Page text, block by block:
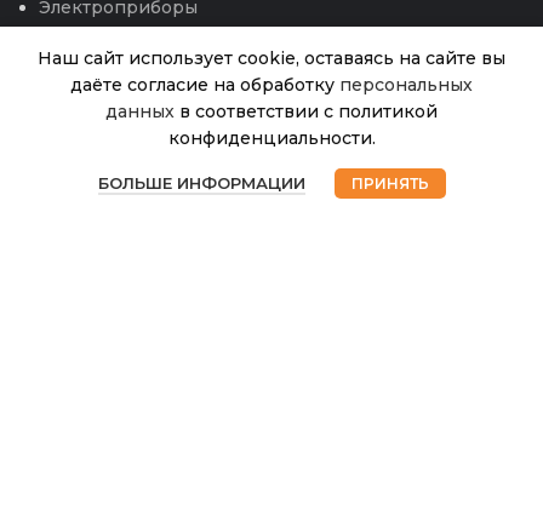
Электроприборы
Наш сайт использует cookie, оставаясь на сайте вы
даёте согласие на обработку персональных
данных в соответствии с политикой
конфиденциальности.
БОЛЬШЕ ИНФОРМАЦИИ ПРИНЯТЬ
Колибри
кашпо
жемчуг/345.00₽
наличии
Магазин Избранное Корзина Мой аккаунт